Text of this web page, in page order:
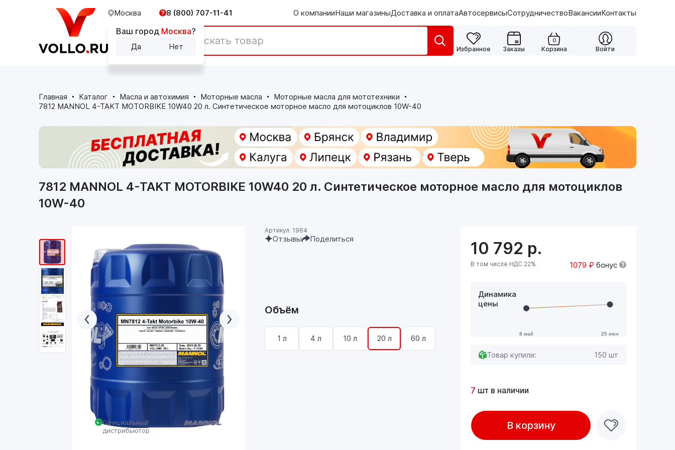
Москва
Ваш город Москва?
Да Нет
8 (800) 707-11-41 О компанииНаши магазиныДоставка и оплатаАвтосервисыСотрудничествоВакансииКонтакты
Каталог
Избранное Заказы
0
Корзина Войти
Главная Каталог Масла и автохимия Моторные масла
Моторные масла для мототехники
7812 MANNOL 4-TAKT MOTORBIKE 10W40 20 л. Синтетическое моторное масло для мотоциклов 10W-40
Официальный
дистрибьютор
7812 MANNOL 4-TAKT MOTORBIKE 10W40 20 л. Синтетическое моторное масло для мотоциклов
10W-40
Артикул: 1964
Отзывы Поделиться
Объём
1 л 4 л 10 л 20 л 60 л
10 792 р.
В том числе НДС 22% 1079 ₽ бонус
Динамика
цены
Товар купили: 150 шт
7 шт в наличии
В корзину